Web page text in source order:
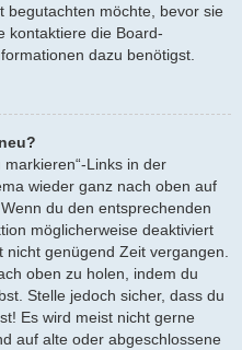
begutachten möchte, bevor sie
kontaktiere die Board-
dazu benötigst.
Links in der
wieder ganz nach oben auf
du den entsprechenden
möglicherweise deaktiviert
genügend Zeit vergangen.
oben zu holen, indem du
Stelle jedoch sicher, dass du
Es wird meist nicht gerne
auf alte oder abgeschlossene